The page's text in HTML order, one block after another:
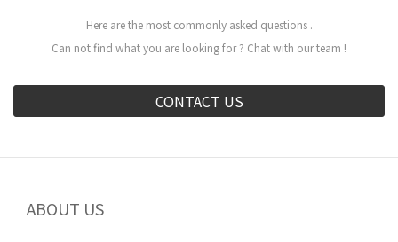
Here are the most commonly asked questions .
Can not find what you are looking for ? Chat with our team !
CONTACT US
ABOUT US